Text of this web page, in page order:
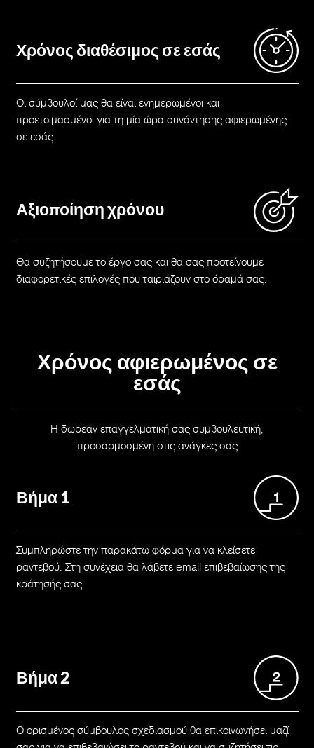
Χρόνος διαθέσιμος σε εσάς
Οι σύμβουλοί μας θα είναι ενημερωμένοι και
προετοιμασμένοι για τη μία ώρα συνάντησης αφιερωμένης
σε εσάς.
Αξιοποίηση χρόνου
Θα συζητήσουμε το έργο σας και θα σας προτείνουμε
διαφορετικές επιλογές που ταιριάζουν στο όραμά σας.
Χρόνος αφιερωμένος σε
εσάς
Η δωρεάν επαγγελματική σας συμβουλευτική,
προσαρμοσμένη στις ανάγκες σας
Βήμα 1
Συμπληρώστε την παρακάτω φόρμα για να κλείσετε
ραντεβού. Στη συνέχεια θα λάβετε email επιβεβαίωσης της
κράτησής σας.
Βήμα 2
Ο ορισμένος σύμβουλος σχεδιασμού θα επικοινωνήσει μαζί